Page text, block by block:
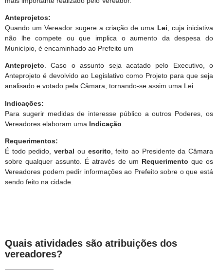
Anteprojetos:
Quando um Vereador sugere a criação de uma Lei , cuja iniciativa
não lhe compete ou que implica o aumento da despesa do
Município, é encaminhado ao Prefeito um
Anteprojeto. Caso o assunto seja acatado pelo Executivo, o
Anteprojeto é devolvido ao Legislativo como Projeto para que seja
analisado e votado pela Câmara, tornando-se assim uma Lei.
Indicações:
Para sugerir medidas de interesse público a outros Poderes, os
Vereadores elaboram uma Indicação
Requerimentos:
É todo pedido,verbal ou escrito , feito ao Presidente da Câmara
sobre qualquer assunto. É através de um Requerimento que os
Vereadores podem pedir informações ao Prefeito sobre o que está
sendo feito na cidade.
Quais atividades são atribuições dos
vereadores?